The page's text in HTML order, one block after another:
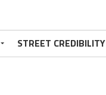
STREET CREDIBILITY